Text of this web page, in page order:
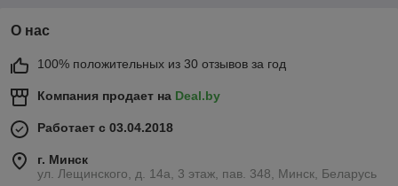
О нас
100% положительных из 30 отзывов за год
Компания продает на Deal.by
Работает с 03.04.2018
г. Минск
ул. Лещинского, д. 14а, 3 этаж, пав. 348, Минск, Беларусь